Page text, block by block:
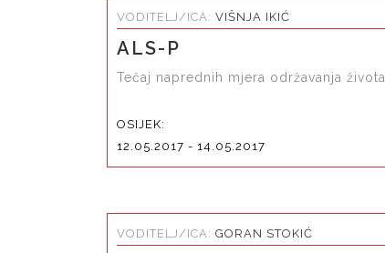
VODITELJ/ICA: VIŠNJA IKIĆ
ALS-P
Tečaj naprednih mjera održavanja života
OSIJEK:
12.05.2017 - 14.05.2017
VODITELJ/ICA: GORAN STOKIĆ